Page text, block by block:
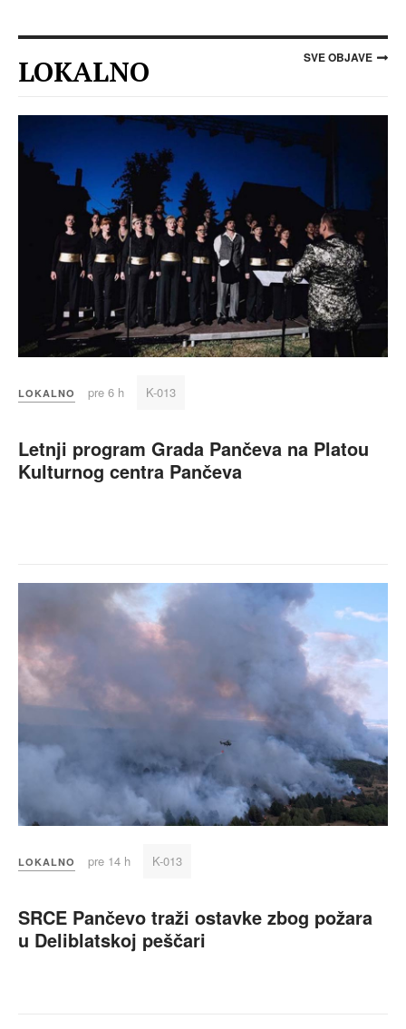
LOKALNO SVE OBJAVE
LOKALNO pre 6 h K-013
Letnji program Grada Pančeva na Platou
Kulturnog centra Pančeva
LOKALNO pre 14 h K-013
SRCE Pančevo traži ostavke zbog požara
u Deliblatskoj peščari